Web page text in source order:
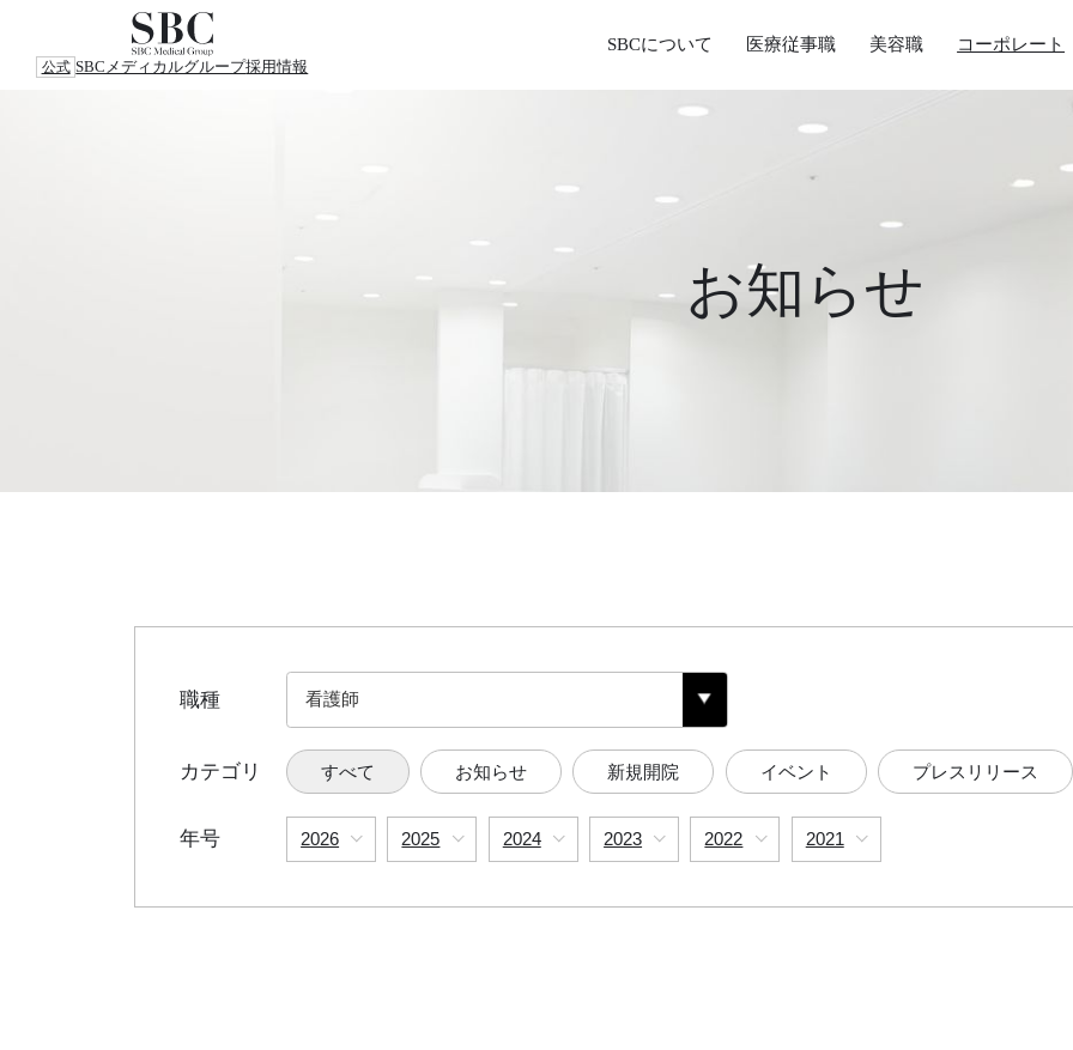
公式 SBCメディカルグループ採用情報
SBCについて 医療従事職 美容職 コーポレート
お知らせ
職種
カテゴリ すべて お知らせ 新規開院 イベント プレスリリース
年号 2026 2025 2024 2023 2022 2021